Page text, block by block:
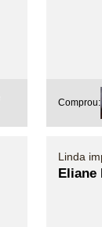
Comprou:
Linda
Eliane